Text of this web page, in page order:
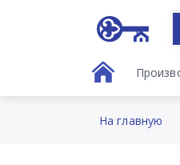
На главную